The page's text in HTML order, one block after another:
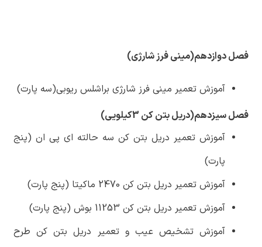
فصل دوازدهم(مینی فرز شارژی)
آموزش تعمیر مینی فرز شارژی براشلس ریوبی(سه پارت)
فصل سیزدهم(دریل بتن کن 3کیلویی)
آموزش تعمیر دریل بتن کن سه حالته ای پی ان (پنج
پارت)
آموزش تعمیر دریل بتن کن 2470 ماکیتا (پنج پارت)
آموزش تعمیر دریل بتن کن 11253 بوش (پنج پارت)
آموزش تشخیص عیب و تعمیر دریل بتن کن طرح